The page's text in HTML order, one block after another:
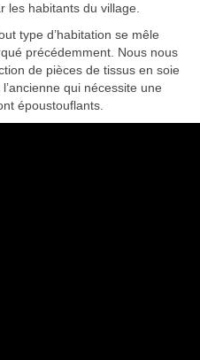
les habitants du village.
type d’habitation se mêle
précédemment. Nous nous
de pièces de tissus en soie
qui nécessite une
époustouflants.